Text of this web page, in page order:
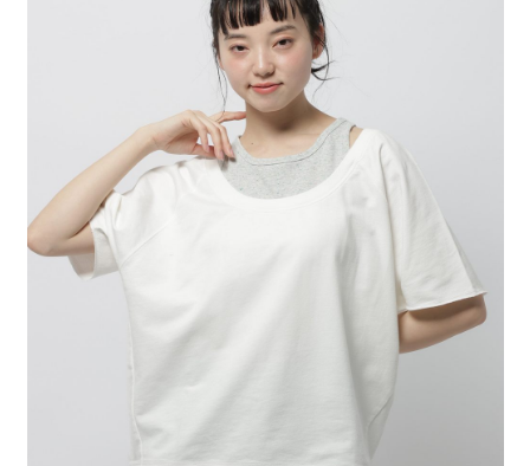
流程，驗證手機門號後，選擇欲分期的期數、繳款截止日，確認付款後即完
3.實際核准額度、可分期數及費用金額請依後續交易確認頁面所載為準。
4.訂單成立30分鐘內，如未前往確認交易或遇審核未通過，訂單將自動取
消。如遇「轉專審核」未通過狀況，表示未達大哥付你分期系統評分，恕無
法說明評估內容。
【繳款方式說明】
1.分期款項不併入電信帳單，「大哥付你分期」於每月結算日後寄送繳費提
醒簡訊。
2.透過簡訊連結打開帳單後，可選擇「超商條碼／台灣大直營門市／銀行轉
帳／街口支付／iPASS MONEY」等通路繳費。
【注意事項】
1.本服務係由「台灣大哥大股份有限公司」（以下簡稱本公司）所提供，讓
用戶於交易時，得透過本服務購買商品或服務，並由商店將買賣／分期付款
買賣價金債權讓與本公司後，依約使用本公司帳單繳交帳款。
由本公司與您本人進行分期帳單所需資料之確認、核對及更正。
3.完整用戶服務條款，請詳閱以下連結：
【關於「AFTEE先享後付」】
AFTEE先享後付是「在收到商品之後才付款」的支付方式。 讓您購物簡單便
１．簡單：不需註冊會員、不需綁卡、不需儲值。
２．便利：只要手機號碼，簡訊認證，即可結帳。
３．安心：先確認商品／服務後，再付款。
【「AFTEE先享後付」結帳流程】
１．於結帳方式選擇「AFTEE先享後付」後，將跳轉至「AFTEE先享後付」
結帳頁面，進行簡訊認證並確認金額後，即可完成結帳。
２．訂單成立數日內，您將收到繳費通知簡訊。
３．收到繳費通知簡訊後14天內，點擊此簡訊中的連結，可透過四大超商／
ATM／網路銀行／等多元方式進行付款，方視為交易完成。
※ 請注意：結帳手續完成當下不需立刻繳費，但若您需要取消訂單，請聯絡
購買商品的店家。未經商家同意取消之訂單仍視為有效，需透過AFTEE先享
https://netprotections.freshdesk.com/support/home
每筆NT$80，滿NT$1,500(含以上)免運費
付款後 全家取貨
每筆NT$80，滿NT$1,500(含以上)免運費
7-11 取貨付款
每筆NT$80，滿NT$1,500(含以上)免運費
每筆NT$80，滿NT$1,500(含以上)免運費